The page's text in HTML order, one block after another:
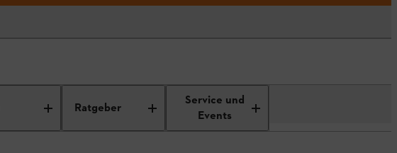
Ratgeber
Service und
Events